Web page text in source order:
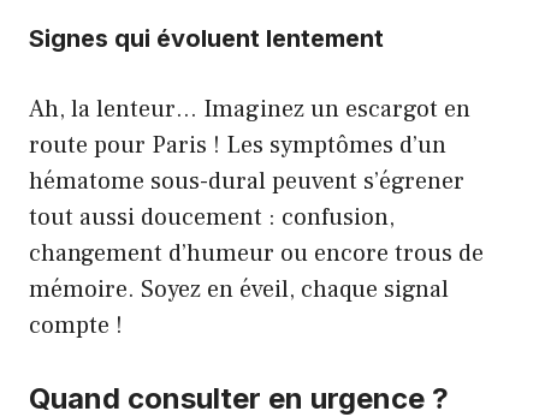
Signes qui évoluent lentement
Ah, la lenteur… Imaginez un escargot en
route pour Paris ! Les symptômes d’un
hématome sous-dural peuvent s’égrener
tout aussi doucement : confusion,
changement d’humeur ou encore trous de
mémoire. Soyez en éveil, chaque signal
compte !
Quand consulter en urgence ?